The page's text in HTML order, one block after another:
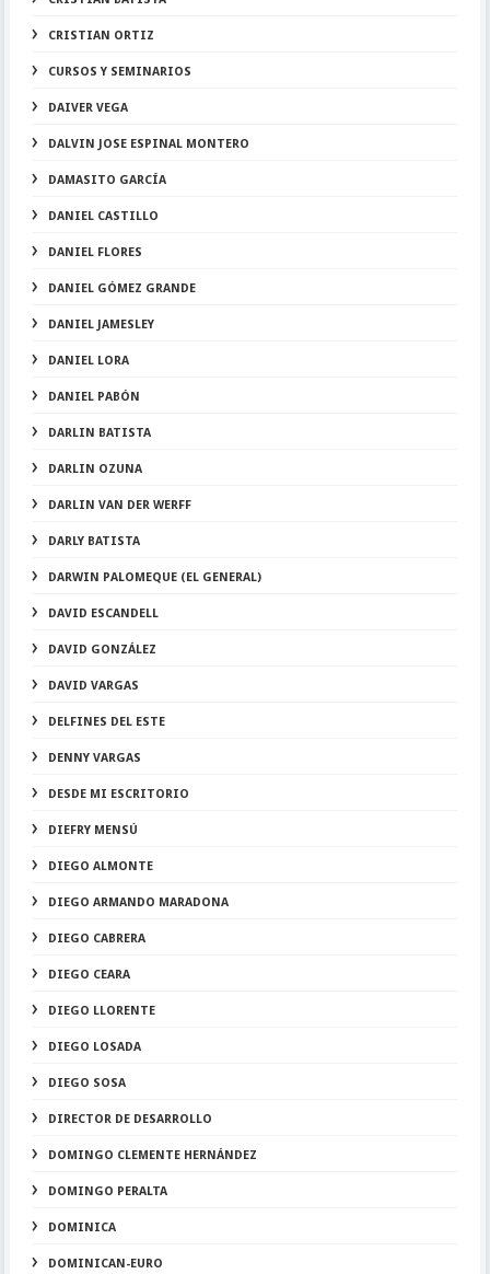
CRISTIAN ORTIZ
CURSOS Y SEMINARIOS
DAIVER VEGA
DALVIN JOSE ESPINAL MONTERO
DAMASITO GARCÍA
DANIEL CASTILLO
DANIEL FLORES
DANIEL GÓMEZ GRANDE
DANIEL JAMESLEY
DANIEL LORA
DANIEL PABÓN
DARLIN BATISTA
DARLIN OZUNA
DARLIN VAN DER WERFF
DARLY BATISTA
DARWIN PALOMEQUE (EL GENERAL)
DAVID ESCANDELL
DAVID GONZÁLEZ
DAVID VARGAS
DELFINES DEL ESTE
DENNY VARGAS
DESDE MI ESCRITORIO
DIEFRY MENSÚ
DIEGO ALMONTE
DIEGO ARMANDO MARADONA
DIEGO CABRERA
DIEGO CEARA
DIEGO LLORENTE
DIEGO LOSADA
DIEGO SOSA
DIRECTOR DE DESARROLLO
DOMINGO CLEMENTE HERNÁNDEZ
DOMINGO PERALTA
DOMINICA
DOMINICAN-EURO